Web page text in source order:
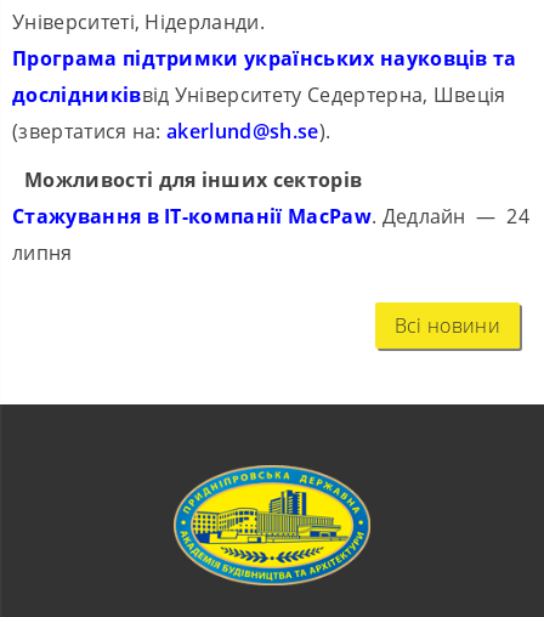
Університеті, Нідерланди.
Програма підтримки українських науковців та
дослідниківвід Університету Седертерна, Швеція
(звертатися на:akerlund@sh.se).
Можливості для інших секторів
Стажування в IT-компанії MacPaw. Дедлайн — 24
липня
Всі новини